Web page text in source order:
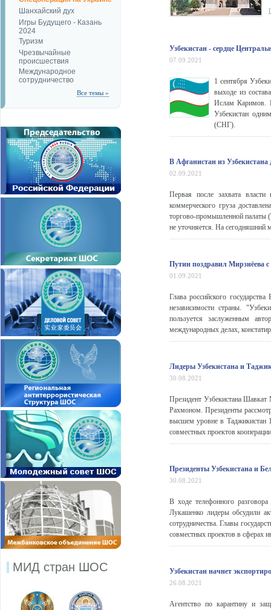
Шанхайский дух
Игры Будущего - Казань
2024
Туризм
Чрезвычайные
происшествия
Международное
сотрудничество
Все темы »
МИД стран ШОС
Узбекистан - сердце
07.09.2021
1 сентября
выходе из
Ислам Каримов.
Узбекистан
(СНГ).
В Афганистан из Узбекистана
02.09.2021
Первая после захвата
коммерческого груза
торгово-промышленной палаты
не уточняется. На сегодняшний
Путин поздравил Мирзиёева
01.09.2021
Глава российского
независимости страны.
пользуется заслуженным
международных делах,
Лидеры Узбекистана и
30.08.2021
Президент Узбекистана Шавкат
Рахмоном. Президенты
высшем уровне в Таджикистан
совместных проектов
Президенты Узбекистана и
30.08.2021
В ходе телефонного
Лукашенко лидеры обсудили
сотрудничества. Главы
совместных проектов в сферах
Узбекистан начнет
26.08.2021
Агентство по карантину и